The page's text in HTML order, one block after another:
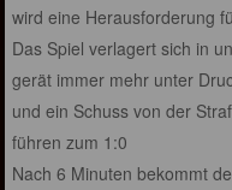
wird eine Herausforderung
Das Spiel verlagert sich in
gerät immer mehr unter
und ein Schuss von der
führen zum 1:0
Nach 6 Minuten bekommt